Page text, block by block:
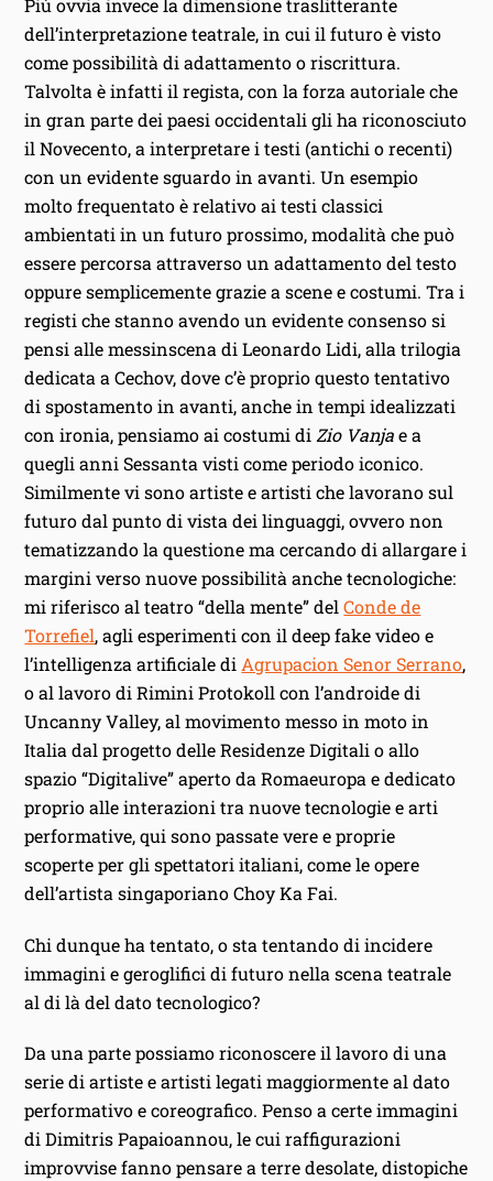
Più ovvia invece la dimensione traslitterante
dell’interpretazione teatrale, in cui il futuro è visto
come possibilità di adattamento o riscrittura.
Talvolta è infatti il regista, con la forza autoriale che
in gran parte dei paesi occidentali gli ha riconosciuto
il Novecento, a interpretare i testi (antichi o recenti)
con un evidente sguardo in avanti. Un esempio
molto frequentato è relativo ai testi classici
ambientati in un futuro prossimo, modalità che può
essere percorsa attraverso un adattamento del testo
oppure semplicemente grazie a scene e costumi. Tra i
registi che stanno avendo un evidente consenso si
pensi alle messinscena di Leonardo Lidi, alla trilogia
dedicata a Cechov, dove c’è proprio questo tentativo
di spostamento in avanti, anche in tempi idealizzati
con ironia, pensiamo ai costumi di Zio Vanjae a
quegli anni Sessanta visti come periodo iconico.
Similmente vi sono artiste e artisti che lavorano sul
futuro dal punto di vista dei linguaggi, ovvero non
tematizzando la questione ma cercando di allargare i
margini verso nuove possibilità anche tecnologiche:
mi riferisco al teatro “della mente” delConde de
Torrefiel, agli esperimenti con il deep fake video e
l’intelligenza artificiale di Agrupacion Senor Serrano,
o al lavoro di Rimini Protokoll con l’androide di
Uncanny Valley, al movimento messo in moto in
Italia dal progetto delle Residenze Digitali o allo
spazio “Digitalive” aperto da Romaeuropa e dedicato
proprio alle interazioni tra nuove tecnologie e arti
performative, qui sono passate vere e proprie
scoperte per gli spettatori italiani, come le opere
dell’artista singaporiano Choy Ka Fai.
Chi dunque ha tentato, o sta tentando di incidere
immagini e geroglifici di futuro nella scena teatrale
al di là del dato tecnologico?
Da una parte possiamo riconoscere il lavoro di una
serie di artiste e artisti legati maggiormente al dato
performativo e coreografico. Penso a certe immagini
di Dimitris Papaioannou, le cui raffigurazioni
improvvise fanno pensare a terre desolate, distopiche